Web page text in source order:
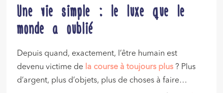
Une vie simple : le luxe que le
monde a oublié
Depuis quand, exactement, l’être humain est
devenu victime de la course à toujours plus ? Plus
d’argent, plus d’objets, plus de choses à faire…